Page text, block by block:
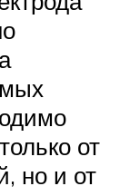
от
но и от